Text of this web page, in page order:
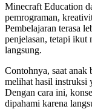
Minecraft Education
pemrograman,
Pembelajaran terasa
penjelasan, tetapi ikut
langsung.
Contohnya, saat anak
melihat hasil instruksi
Dengan cara ini,
dipahami karena